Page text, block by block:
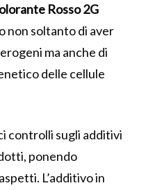
Rosso 2G
non soltanto di aver
ma anche di
delle cellule
controlli sugli additivi
ponendo
L’additivo in